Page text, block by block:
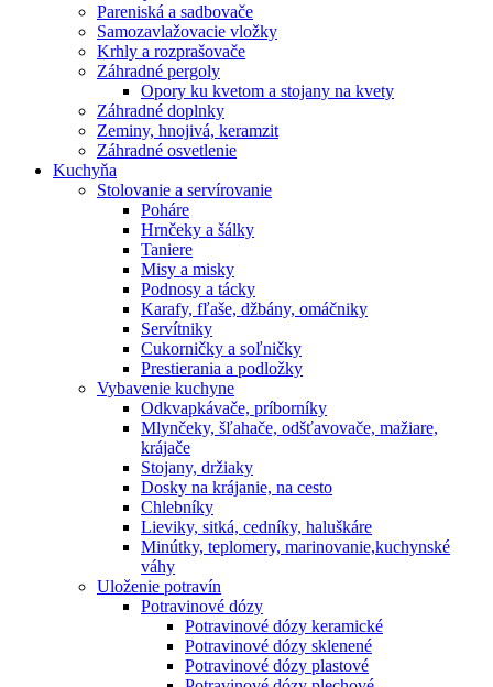
Pareniská a sadbovače
Samozavlažovacie vložky
Krhly a rozprašovače
Záhradné pergoly
Opory ku kvetom a stojany na kvety
Záhradné doplnky
Zeminy, hnojivá, keramzit
Záhradné osvetlenie
Kuchyňa
Stolovanie a servírovanie
Poháre
Hrnčeky a šálky
Taniere
Misy a misky
Podnosy a tácky
Karafy, fľaše, džbány, omáčniky
Servítniky
Cukorničky a soľničky
Prestierania a podložky
Vybavenie kuchyne
Odkvapkávače, príborníky
Mlynčeky, šľahače, odšťavovače, mažiare,
krájače
Stojany, držiaky
Dosky na krájanie, na cesto
Chlebníky
Lieviky, sitká, cedníky, haluškáre
Minútky, teplomery, marinovanie,kuchynské
váhy
Uloženie potravín
Potravinové dózy
Potravinové dózy keramické
Potravinové dózy sklenené
Potravinové dózy plastové